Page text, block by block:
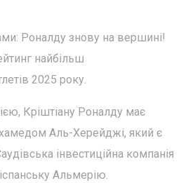
Роналду знову на вершині!
найбільш
2025 року.
Кріштіану Роналду має
Аль-Херейджі, який є
інвестиційна компанія
Альмерію.